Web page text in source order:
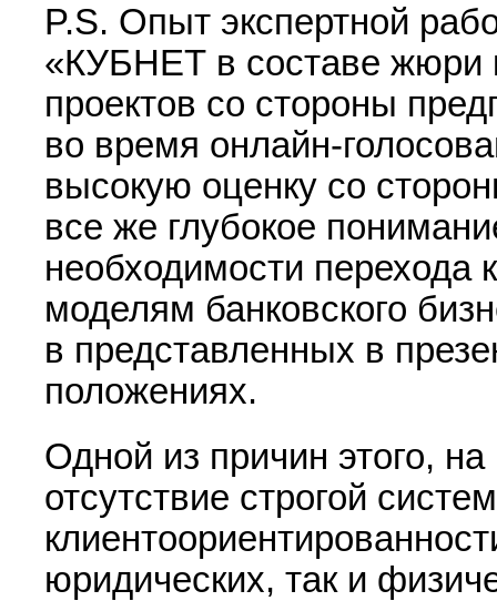
P.S. Опыт экспертной
«КУБНЕТ в составе жюри
проектов со стороны
во время онлайн-
высокую оценку со
все же глубокое
необходимости перехода
моделям банковского
в представленных в
положениях.
Одной из причин этого,
отсутствие строгой
юридических, так и